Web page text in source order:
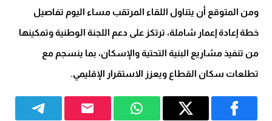
ومن المتوقع أن يتناول اللقاء المرتقب مساء اليوم تفاصيل
خطة إعادة إعمار شاملة، ترتكز على دعم اللجنة الوطنية وتمكينها
من تنفيذ مشاريع البنية التحتية والإسكان، بما ينسجم مع
تطلعات سكان القطاع ويعزز الاستقرار الإقليمي.